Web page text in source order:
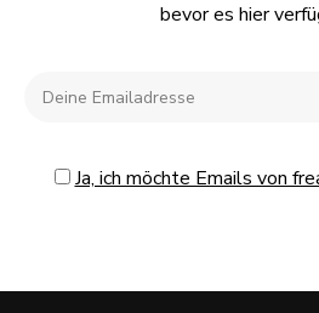
bevor es hier
Ja, ich möchte Emails von